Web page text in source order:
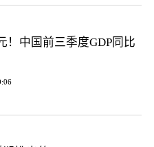
！中国前三季度GDP同比